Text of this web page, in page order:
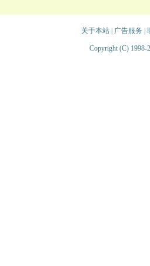
关于本站| 广告服务
Copyright (C) 1998-